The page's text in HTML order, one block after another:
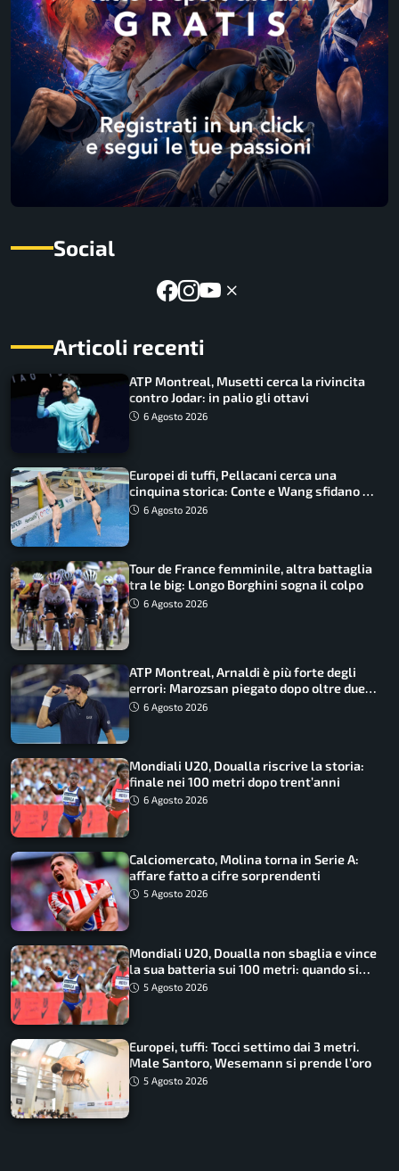
Social
Articoli recenti
ATP Montreal, Musetti cerca la rivincita
contro Jodar: in palio gli ottavi
6 Agosto 2026
Europei di tuffi, Pellacani cerca una
cinquina storica: Conte e Wang sfidano la
piattaforma
6 Agosto 2026
Tour de France femminile, altra battaglia
tra le big: Longo Borghini sogna il colpo
6 Agosto 2026
ATP Montreal, Arnaldi è più forte degli
errori: Marozsan piegato dopo oltre due
ore6 Agosto 2026
Mondiali U20, Doualla riscrive la storia:
finale nei 100 metri dopo trent’anni
6 Agosto 2026
Calciomercato, Molina torna in Serie A:
affare fatto a cifre sorprendenti
5 Agosto 2026
Mondiali U20, Doualla non sbaglia e vince
la sua batteria sui 100 metri: quando si
disputano le finali
5 Agosto 2026
Europei, tuffi: Tocci settimo dai 3 metri.
Male Santoro, Wesemann si prende l’oro
5 Agosto 2026